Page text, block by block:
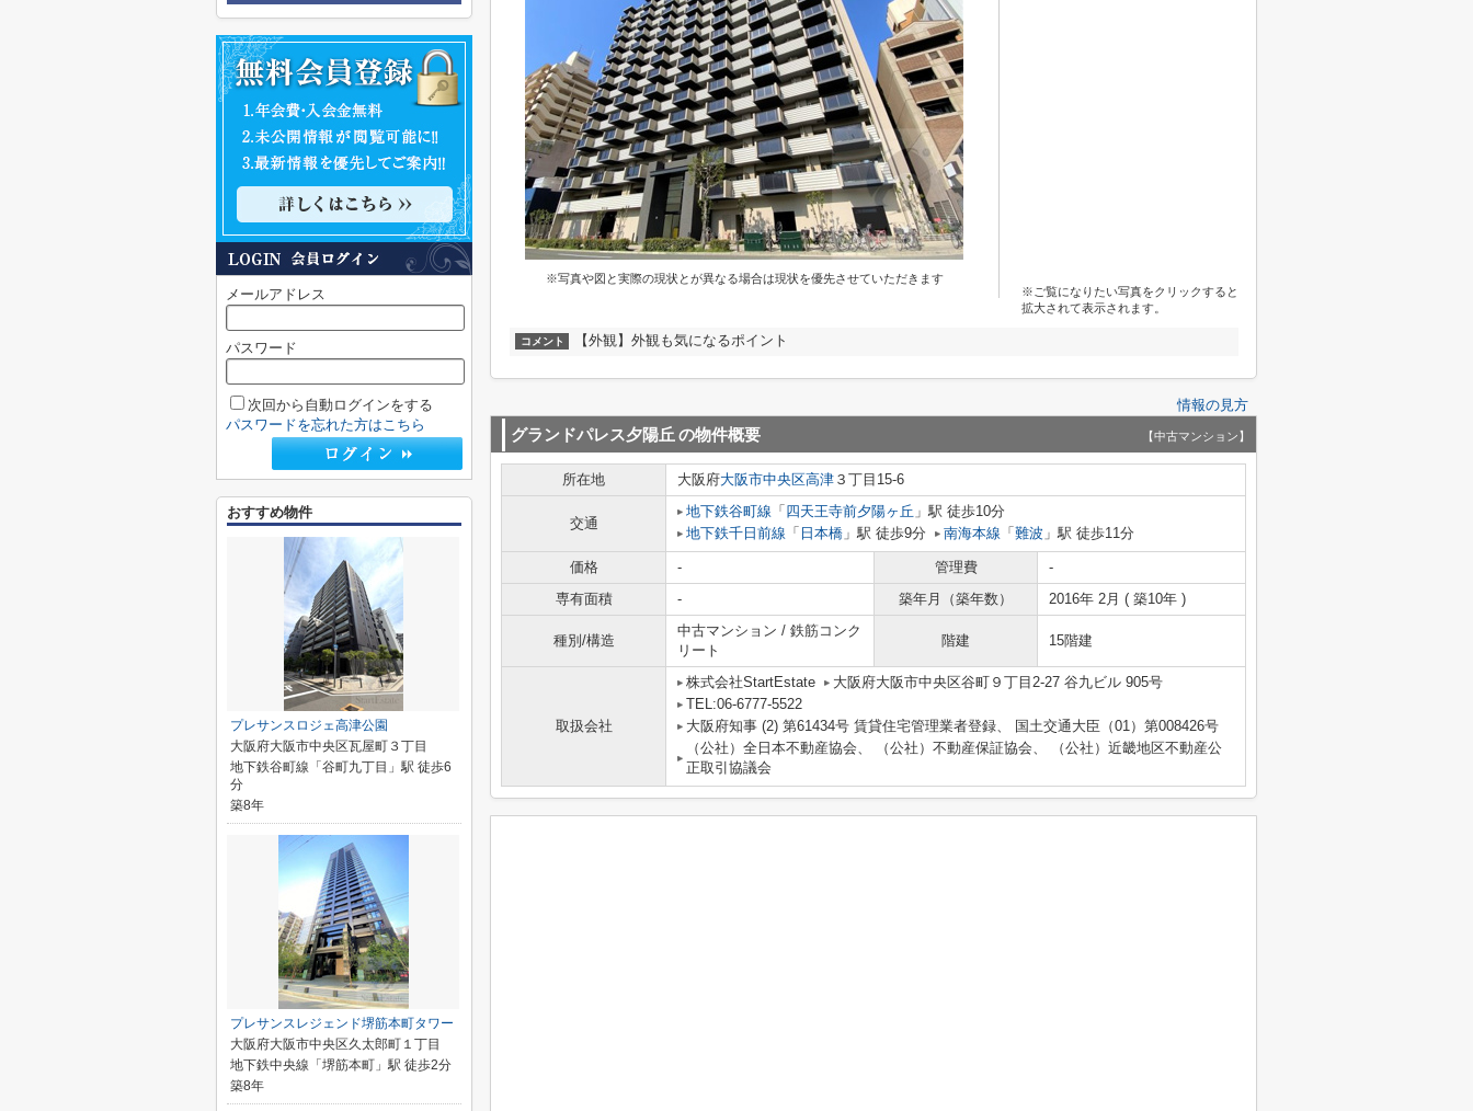
※写真や図と実際の現状とが異なる場合は現状を優先させていただきます
※ご覧になりたい写真をクリックすると
拡大されて表示されます。
コメント 【外観】外観も気になるポイント
情報の見方
グランドパレス夕陽丘 の物件概要 【中古マンション】
所在地 大阪府大阪市中央区高津 ３丁目15-6
交通
地下鉄谷町線 「 四天王寺前夕陽ヶ丘 」駅 徒歩10分
地下鉄千日前線 「 日本橋 」駅 徒歩9分 南海本線 「 難波 」駅 徒歩11分
価格 - 管理費
-
専有面積
- 築年月（築年数） 2016年 2月 ( 築10年 )
種別/構造
中古マンション / 鉄筋コンク
リート
階建 15階建
取扱会社
株式会社StartEstate
大阪府大阪市中央区谷町９丁目2-27 谷九ビル 905号
TEL:06-6777-5522
大阪府知事 (2) 第61434号 賃貸住宅管理業者登録、 国土交通大臣（01）第008426号
（公社）全日本不動産協会、 （公社）不動産保証協会、 （公社）近畿地区不動産公
正取引協議会
メールアドレス
パスワード
次回から自動ログインをする
パスワードを忘れた方はこちら
おすすめ物件
プレサンスロジェ高津公園
大阪府大阪市中央区瓦屋町３丁目
地下鉄谷町線「谷町九丁目」駅 徒歩6
分
築8年
プレサンスレジェンド堺筋本町タワー
大阪府大阪市中央区久太郎町１丁目
地下鉄中央線「堺筋本町」駅 徒歩2分
築8年